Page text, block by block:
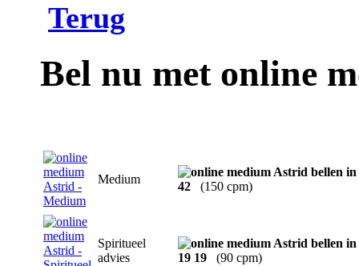
Terug
Bel nu met online
Medium
42 (150 cpm)
Spiritueel
advies
19 19 (90 cpm)